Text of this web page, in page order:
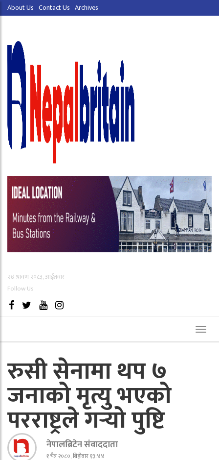
About Us Contact Us Archives
२४ श्रावण २०८३, आईतवार
Follow Us
रुसी सेनामा थप ७
जनाको मृत्यु भएको
परराष्ट्रले गर्‍यो पुष्टि
नेपालब्रिटेन संवाददाता
१ चैत्र २०८०, बिहीबार १३:४४